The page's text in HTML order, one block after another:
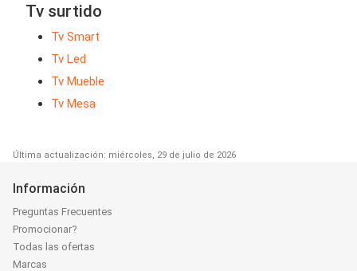
Tv surtido
Tv Smart
Tv Led
Tv Mueble
Tv Mesa
Última actualización: miércoles, 29 de julio de 2026
Información
Preguntas Frecuentes
Promocionar?
Todas las ofertas
Marcas